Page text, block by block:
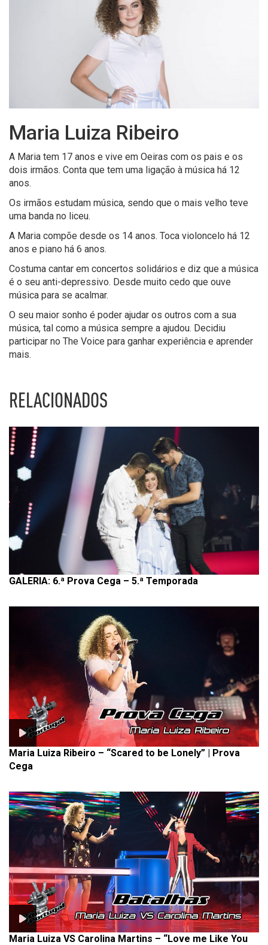
Maria Luiza Ribeiro
A Maria tem 17 anos e vive em Oeiras com os pais e os
dois irmãos. Conta que tem uma ligação à música há 12
anos.
Os irmãos estudam música, sendo que o mais velho teve
uma banda no liceu.
A Maria compõe desde os 14 anos. Toca violoncelo há 12
anos e piano há 6 anos.
Costuma cantar em concertos solidários e diz que a música
é o seu anti-depressivo. Desde muito cedo que ouve
música para se acalmar.
O seu maior sonho é poder ajudar os outros com a sua
música, tal como a música sempre a ajudou. Decidiu
participar no The Voice para ganhar experiência e aprender
mais.
RELACIONADOS
GALERIA: 6.ª Prova Cega – 5.ª Temporada
Maria Luiza Ribeiro – “Scared to be Lonely” | Prova
Cega
Maria Luiza VS Carolina Martins – “Love me Like You